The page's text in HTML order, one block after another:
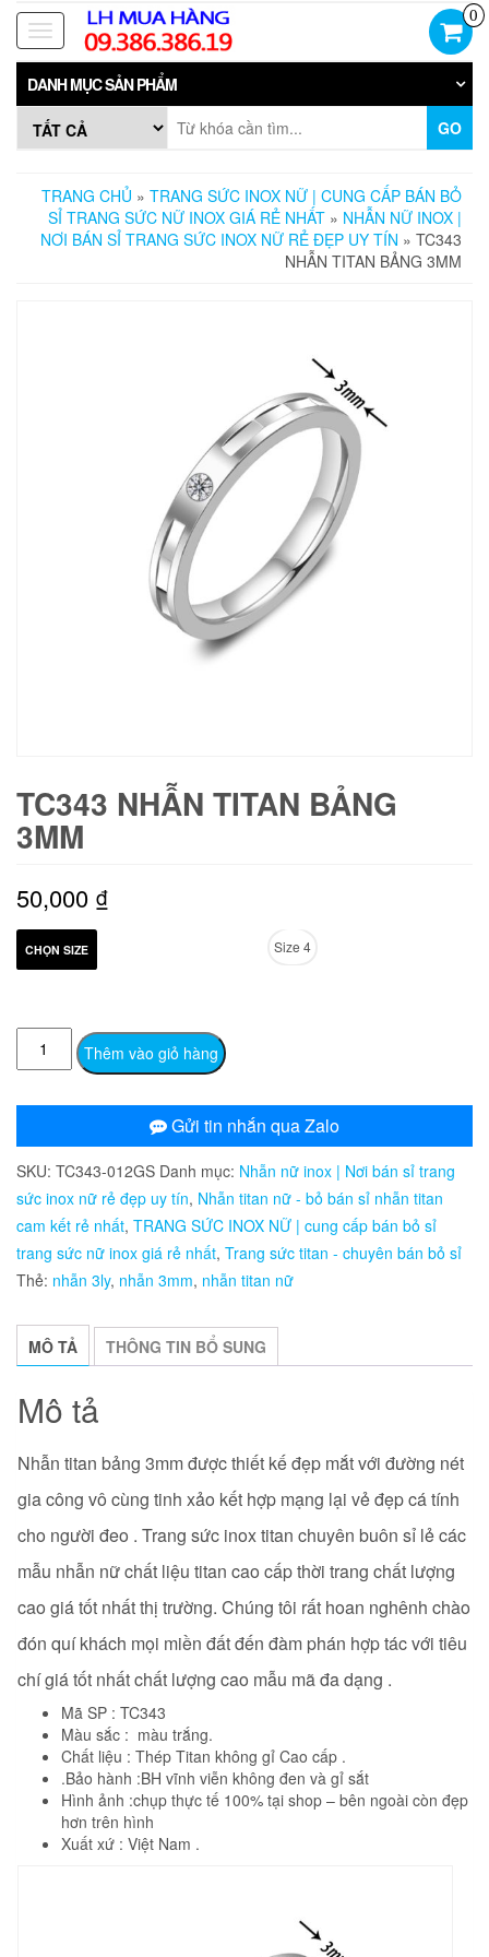
Skip
the
content
Toggle
navigation
0
DANH MỤC SẢN PHẨM
GO
TRANG CHỦ » TRANG SỨC INOX NỮ | CUNG CẤP BÁN BỎ
SỈ TRANG SỨC NỮ INOX GIÁ RẺ NHẤT » NHẪN NỮ INOX |
NƠI BÁN SỈ TRANG SỨC INOX NỮ RẺ ĐẸP UY TÍN » TC343
NHẪN TITAN BẢNG 3MM
TC343 NHẪN TITAN BẢNG
3MM
50,000 ₫
CHỌN SIZE Size 4
TC343
Nhẫn
3mm
số
lượng
Thêm vào giỏ hàng
Gửi tin nhắn qua Zalo
SKU: TC343-012GS Danh mục: Nhẫn nữ inox | Nơi bán sỉ trang
sức inox nữ rẻ đẹp uy tín, Nhẫn titan nữ - bỏ bán sỉ nhẫn titan
cam kết rẻ nhất, TRANG SỨC INOX NỮ | cung cấp bán bỏ sỉ
trang sức nữ inox giá rẻ nhất, Trang sức titan - chuyên bán bỏ sỉ
Thẻ: nhẫn 3ly, nhẫn 3mm, nhẫn titan nữ
MÔ TẢ THÔNG TIN BỔ SUNG
Mô tả
Nhẫn titan bảng 3mm được thiết kế đẹp mắt với đường nét
gia công vô cùng tinh xảo kết hợp mạng lại vẻ đẹp cá tính
cho người đeo . Trang sức inox titan chuyên buôn sỉ lẻ các
mẫu nhẫn nữ chất liệu titan cao cấp thời trang chất lượng
cao giá tốt nhất thị trường. Chúng tôi rất hoan nghênh chào
đón quí khách mọi miền đất đến đàm phán hợp tác với tiêu
chí giá tốt nhất chất lượng cao mẫu mã đa dạng .
Mã SP : TC343
Màu sắc : màu trắng.
Chất liệu : Thép Titan không gỉ Cao cấp .
.Bảo hành :BH vĩnh viễn không đen và gỉ sắt
Hình ảnh :chụp thực tế 100% tại shop – bên ngoài còn đẹp
hơn trên hình
Xuất xứ : Việt Nam .